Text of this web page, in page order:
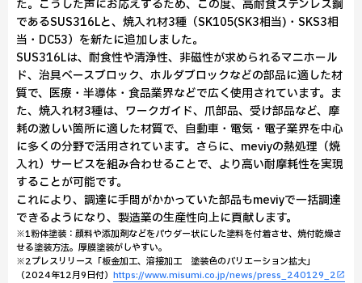
た。こうした声にお応えするため、この度、高耐食ステンレス鋼
であるSUS316Lと、焼入れ材3種（SK105(SK3相当)・SKS3相
当・DC53）を新たに追加しました。
SUS316Lは、耐食性や清浄性、非磁性が求められるマニホール
ド、治具ベースブロック、ホルダブロックなどの部品に適した材
質で、医療・半導体・食品業界などで広く使用されています。ま
た、焼入れ材3種は、ワークガイド、爪部品、受け部品など、摩
耗の激しい箇所に適した材質で、自動車・電気・電子業界を中心
に多くの分野で活用されています。さらに、meviyの熱処理（焼
入れ）サービスを組み合わせることで、より高い耐摩耗性を実現
することが可能です。
これにより、調達に手間がかかっていた部品もmeviyで一括調達
できるようになり、製造業の生産性向上に貢献します。
※1粉体塗装：顔料や添加剤などをパウダー状にした塗料を付着させ、焼付乾燥さ
せる塗装方法。厚膜塗装がしやすい。
※2プレスリリース「板金加工、溶接加工 塗装色のバリエーション拡大」
（2024年12月9日付） https://www.misumi.co.jp/news/press_240129_2